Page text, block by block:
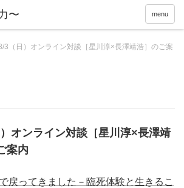
menu
3（日）オンライン対談［星川淳×長澤靖浩］のご案
オンライン対談［星川淳×長澤靖
案内
戻ってきました－臨死体験と生きるこ